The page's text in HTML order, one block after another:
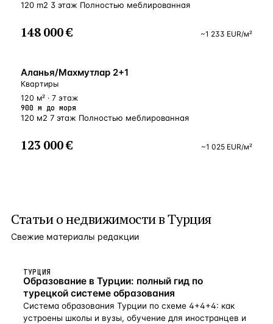
120 m2 3 этаж Полностью меблированная
148 000 € ~1 233 EUR/м²
БЛИЗКО К МОРЮ
Аланья/Махмутлар 2+1
Квартиры
120 м² · 7 этаж
900 м до моря
120 м2 7 этаж Полностью меблированная
123 000 € ~1 025 EUR/м²
Статьи онедвижимости в Турция
Свежие материалы редакции
ТУРЦИЯ
Образование в Турции: полный гид по
турецкой системе образования
Система образования Турции по схеме 4+4+4: как
устроены школы и вузы, обучение для иностранцев и